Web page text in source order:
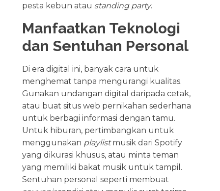
pesta kebun atau standing party.
Manfaatkan Teknologi
dan Sentuhan Personal
Di era digital ini, banyak cara untuk
menghemat tanpa mengurangi kualitas.
Gunakan undangan digital daripada cetak,
atau buat situs web pernikahan sederhana
untuk berbagi informasi dengan tamu.
Untuk hiburan, pertimbangkan untuk
menggunakan playlistmusik dari Spotify
yang dikurasi khusus, atau minta teman
yang memiliki bakat musik untuk tampil.
Sentuhan personal seperti membuat